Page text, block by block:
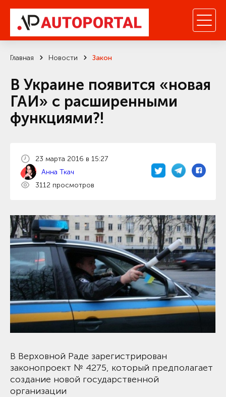
Главная Новости Закон
В Украине появится «новая
ГАИ» с расширенными
функциями?!
23 марта 2016 в 15:27
Анна Ткач
3112 просмотров
В Верховной Раде зарегистрирован
законопроект № 4275, который предполагает
создание новой государственной
организации